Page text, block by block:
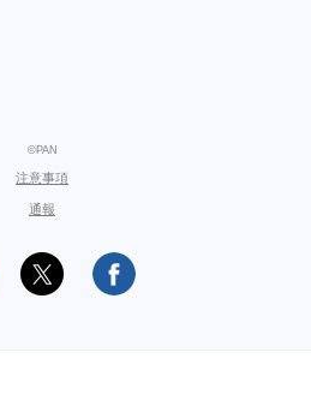
©PAN
注意事項
通報